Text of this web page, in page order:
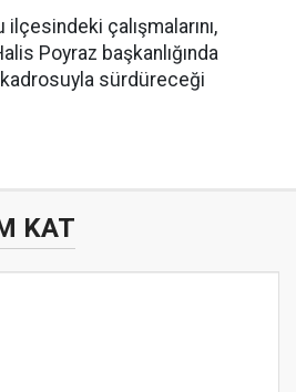
ilçesindeki çalışmalarını,
Poyraz başkanlığında
sürdüreceği
KAT